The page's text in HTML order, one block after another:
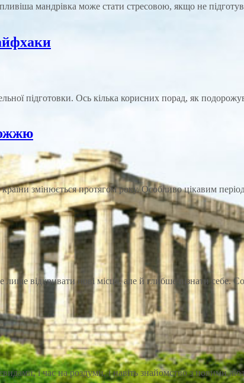
мандрівка може стати стресовою, якщо не
підготовки. Ось кілька корисних порад, як
змінюється протягом року. Особливо цікавим
відкривати нові місця, але й глибше пізнати себе.
і час на роздуми, і навіть знайомство з новими